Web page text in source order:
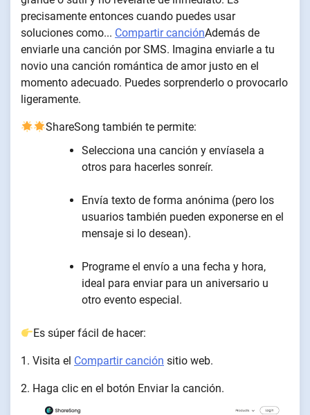
precisamente entonces cuando puedes usar
soluciones como... Compartir canciónAdemás de
enviarle una canción por SMS. Imagina enviarle a tu
novio una canción romántica de amor justo en el
momento adecuado. Puedes sorprenderlo o provocarlo
ligeramente.
ShareSong también te permite:
Selecciona una canción y envíasela a
otros para hacerles sonreír.
Envía texto de forma anónima (pero los
usuarios también pueden exponerse en el
mensaje si lo desean).
Programe el envío a una fecha y hora,
ideal para enviar para un aniversario u
otro evento especial.
Es súper fácil de hacer:
1. Visita el Compartir canción sitio web.
2. Haga clic en el botón Enviar la canción.